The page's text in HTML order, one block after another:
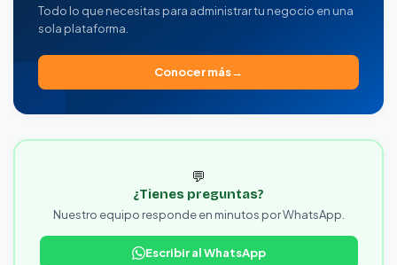
Todo lo que necesitas para administrar tu negocio en una
sola plataforma.
Conocer más
💬
¿Tienes preguntas?
Nuestro equipo responde en minutos por WhatsApp.
Escribir al WhatsApp